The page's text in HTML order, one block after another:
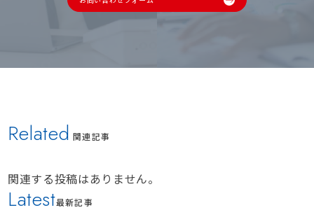
Related 関連記事
関連する投稿はありません。
Latest最新記事